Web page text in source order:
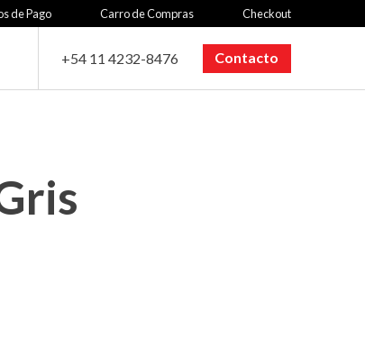
de Pago Carro de Compras Checkout
+54 11 4232-8476 Contacto